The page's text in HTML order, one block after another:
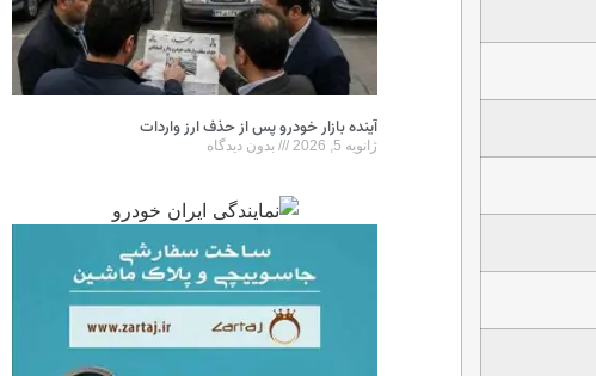
آینده بازار خودرو پس از حذف ارز واردات
ژانویه 5, 2026 بدون دیدگاه